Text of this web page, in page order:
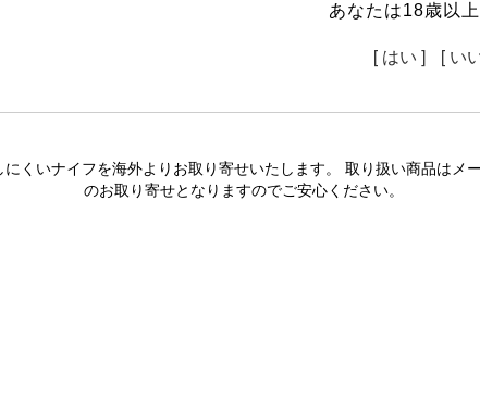
あなたは18歳以
[ はい ] [ い
くいナイフを海外よりお取り寄せいたします。 取り扱い商品はメ
のお取り寄せとなりますのでご安心ください。